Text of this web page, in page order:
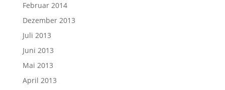
Februar 2014
Dezember 2013
Juli 2013
Juni 2013
Mai 2013
April 2013